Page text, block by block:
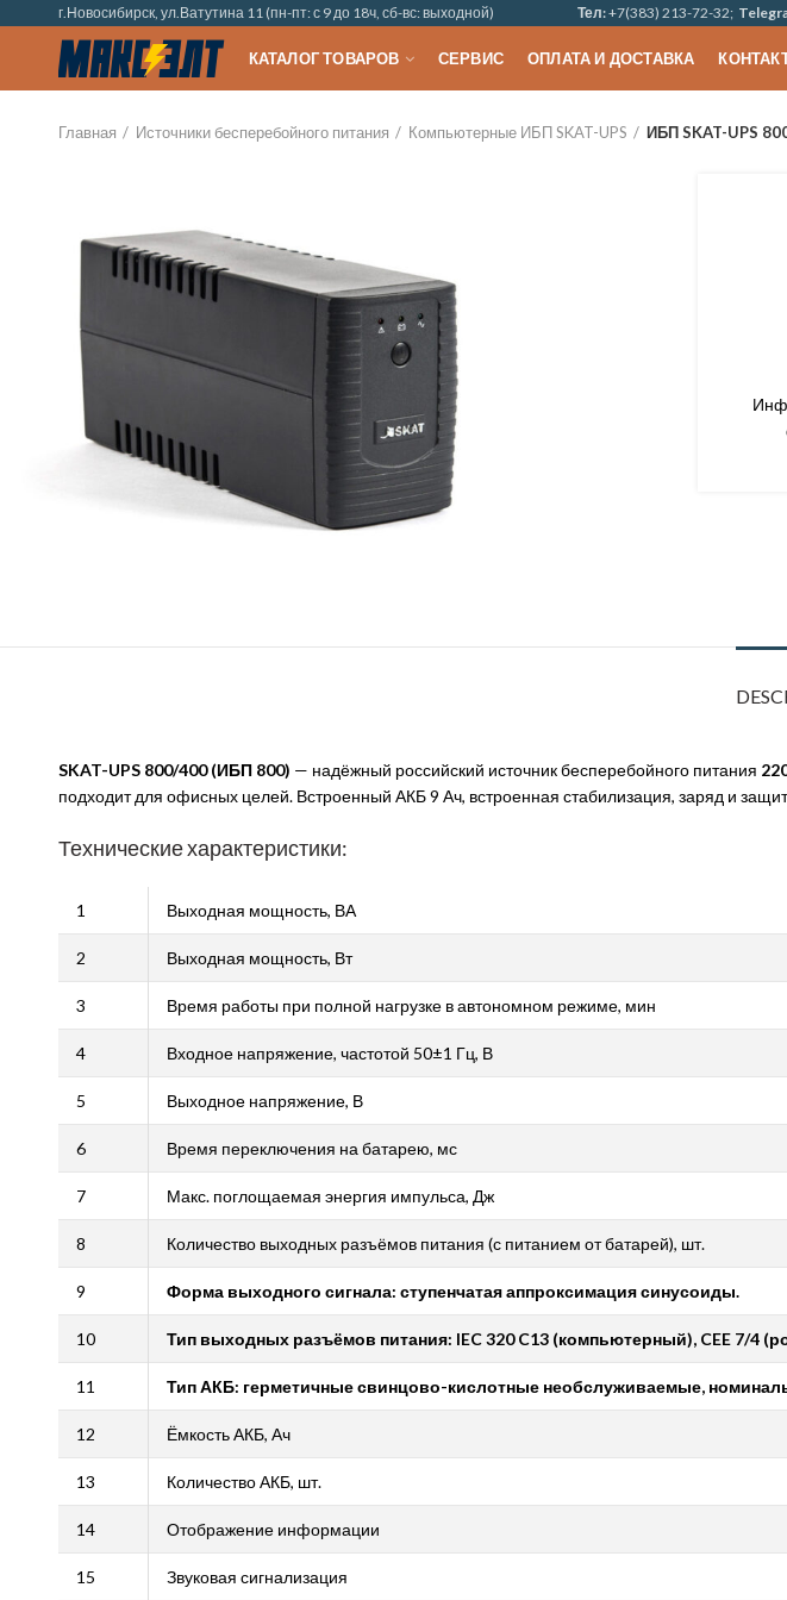
г.Новосибирск, ул.Ватутина 11 (пн-пт: с 9 до 18ч, сб-вс: выходной) Тел:+7(383) 213-72-32;
КАТАЛОГ ТОВАРОВ СЕРВИС ОПЛАТА И ДОСТАВКА
Главная Источники бесперебойного питания Компьютерные ИБП SKAT-UPS ИБП SKAT-UPS
SKAT-UPS 800/400(ИБП 800) — надёжный российский источник бесперебойного питания
подходит для офисных целей. Встроенный АКБ 9 Ач, встроенная стабилизация, заряд и
Технические характеристики:
1 Выходная мощность, ВА
2 Выходная мощность, Вт
3 Время работы при полной нагрузке в автономном режиме, мин
4 Входное напряжение, частотой 50±1 Гц, В
5 Выходное напряжение, В
6 Время переключения на батарею, мс
7 Макс. поглощаемая энергия импульса, Дж
8 Количество выходных разъёмов питания (с питанием от батарей), шт.
9 Форма выходного сигнала: ступенчатая аппроксимация синусоиды.
10 Тип выходных разъёмов питания: IEC 320 C13 (компьютерный), CEE 7/4
11 Тип АКБ: герметичные свинцово-кислотные необслуживаемые,
12 Ёмкость АКБ, Ач
13 Количество АКБ, шт.
14 Отображение информации
15 Звуковая сигнализация